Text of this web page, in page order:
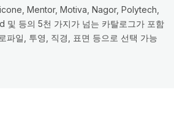
Mentor, Motiva, Nagor, Polytech,
및 등의 5천 가지가 넘는 카탈로그가 포함
파일, 투영, 직경, 표면 등으로 선택 가능